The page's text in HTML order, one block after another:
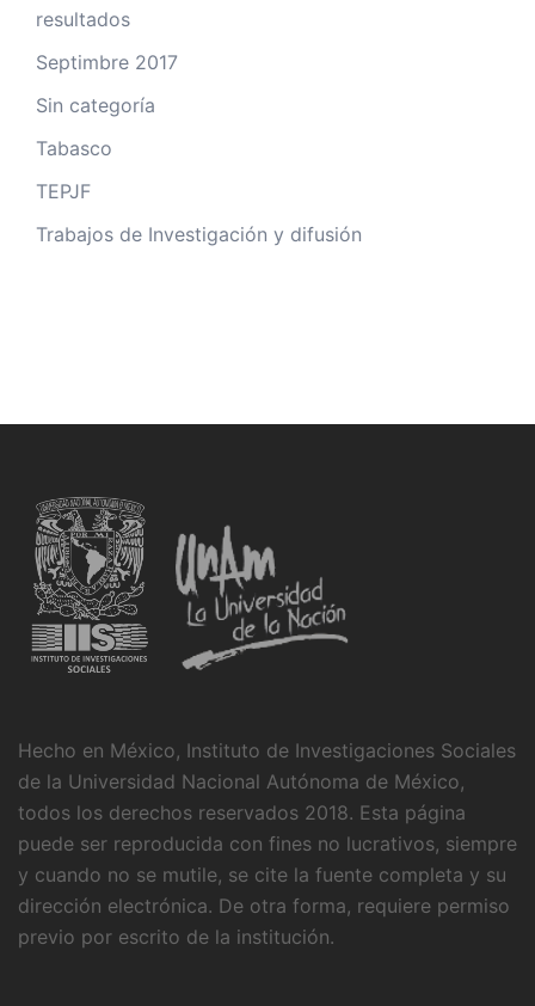
resultados
Septimbre 2017
Sin categoría
Tabasco
TEPJF
Trabajos de Investigación y difusión
Hecho en México, Instituto de Investigaciones Sociales
de la Universidad Nacional Autónoma de México,
todos los derechos reservados 2018. Esta página
puede ser reproducida con fines no lucrativos, siempre
y cuando no se mutile, se cite la fuente completa y su
dirección electrónica. De otra forma, requiere permiso
previo por escrito de la institución.